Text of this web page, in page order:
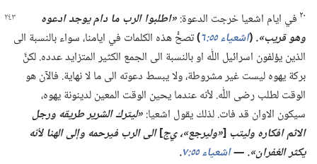
٢٠ في ايام اشعيا خرجت الدعوة:‏‏«اطلبوا الرب ما دام يوجد ادعوه
وهو قريب».‏(‏اشعياء ٥٥:‏٦ ‏)‏تصحُّ هذه الكلمات في ايامنا،‏ سواء بالنسبة الى
الذين يؤلفون اسرائيل اللّٰه او بالنسبة الى الجمع الكثير المتزايد عدده.‏ لكنَّ
بركة يهوه ليست غير مشروطة،‏ ولا يبسط دعوته الى ما لا نهاية.‏ فالآن هو
الوقت لطلب رضى اللّٰه.‏ لأنه عندما يحين الوقت المعين لدينونة يهوه،‏
سيكون الاوان قد فات.‏ لذلك يقول اشعيا:‏‏«ليترك الشرير طريقه ورجل
الاثم افكاره وليتب[‏‏«وليرجع»،‏ ي‌ج‏]الى الرب فيرحمه وإلى الهنا لأنه
يكثر الغفران».‏ —‏اشعياء ٥٥:‏٧ ‏.‏